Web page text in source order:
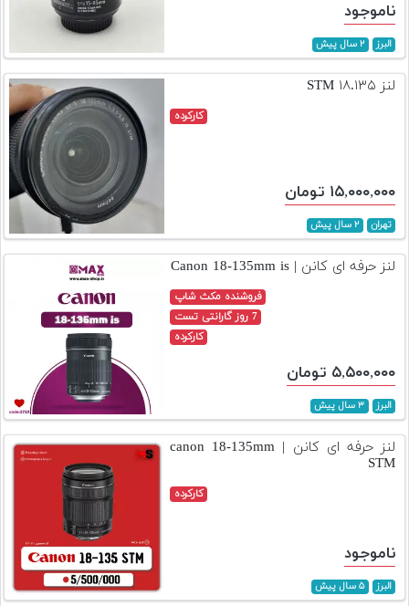
ناموجود
البرز ۲ سال پیش
لنز ۱۸.۱۳۵ STM
کارکرده
۱۵,۰۰۰,۰۰۰ تومان
تهران ۲ سال پیش
لنز حرفه ای کانن | Canon 18-135mm is
فروشنده مکث شاپ
7 روز گارانتی تست
کارکرده
۵,۵۰۰,۰۰۰ تومان
البرز ۳ سال پیش
لنز حرفه ای کانن | canon 18-135mm
STM
کارکرده
ناموجود
البرز ۵ سال پیش